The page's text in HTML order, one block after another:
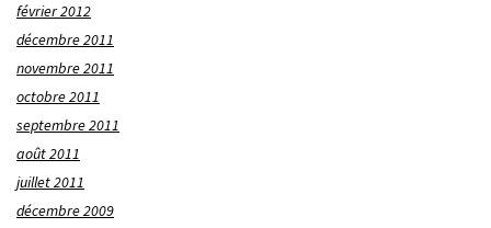
février 2012
décembre 2011
novembre 2011
octobre 2011
septembre 2011
août 2011
juillet 2011
décembre 2009